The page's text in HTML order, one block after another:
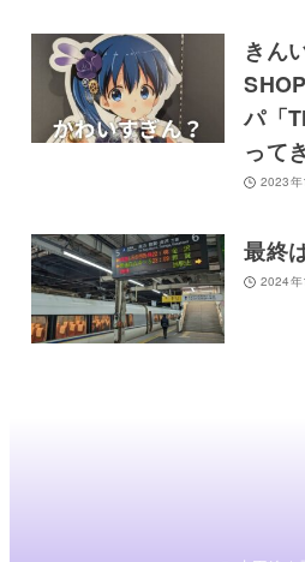
きん
パ「
って
2023年
最終
2024年